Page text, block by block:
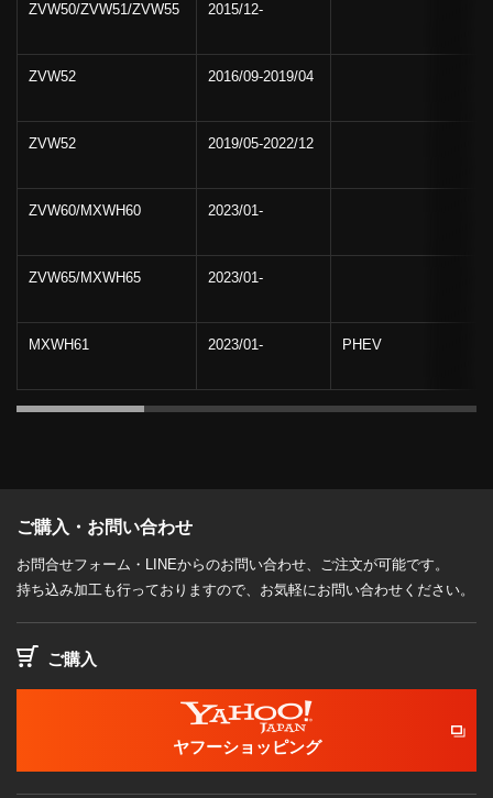
ZVW50/ZVW51/ZVW55 2015/12-
ZVW52 2016/09-2019/04
ZVW52 2019/05-2022/12
ZVW60/MXWH60 2023/01-
ZVW65/MXWH65 2023/01-
MXWH61 2023/01- PHEV
ご購入・お問い合わせ
お問合せフォーム・LINEからのお問い合わせ、ご注文が可能です。
持ち込み加工も行っておりますので、お気軽にお問い合わせください。
ご購入
ヤフーショッピング